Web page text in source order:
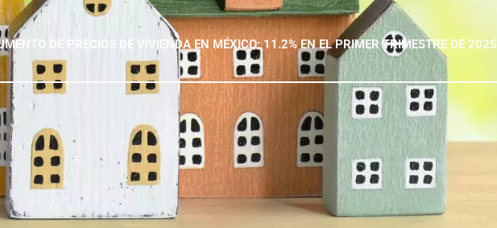
DE PRECIOS DE VIVIENDA EN MÉXICO: 11.2% EN EL PRIMER TRIMESTRE DE 2025